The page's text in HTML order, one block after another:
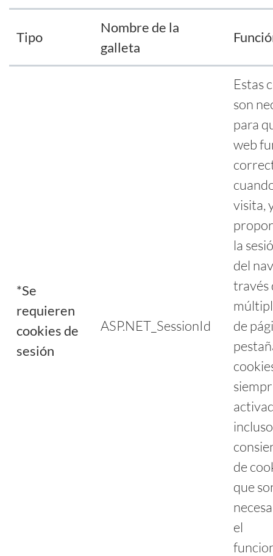
Tipo
Nombre de la
galleta
*Se
requieren
cookies de
sesión
ASP.NET_SessionId
Estas
son
para
web
visita,
la
del
través
de
de
que
el